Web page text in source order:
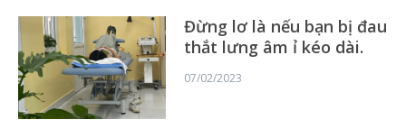
Đừng lơ là nếu bạn bị đau
thắt lưng âm ỉ kéo dài.
07/02/2023